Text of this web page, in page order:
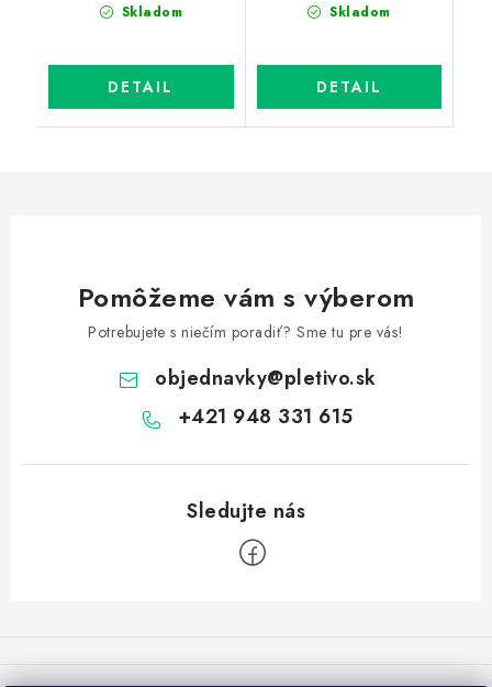
Skladom
DETAIL
Skladom
DETAIL
Pomôžeme vám s výberom
Potrebujete s niečím poradiť? Sme tu pre vás!
objednavky@pletivo.sk
+421 948 331 615
p